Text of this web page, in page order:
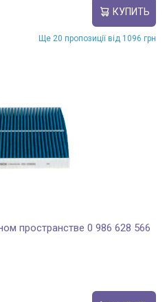
КУПИТЬ
Ще 20 пропозиції від 1096 грн
пространстве 0 986 628 566